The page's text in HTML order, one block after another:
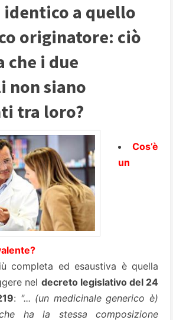
identico a quello
originatore: ciò
che i due
non siano
tra loro?
Cos’è
un
completa ed esaustiva è quella
nel decreto legislativo del 24
: "... (un medicinale generico è)
ha la stessa composizione